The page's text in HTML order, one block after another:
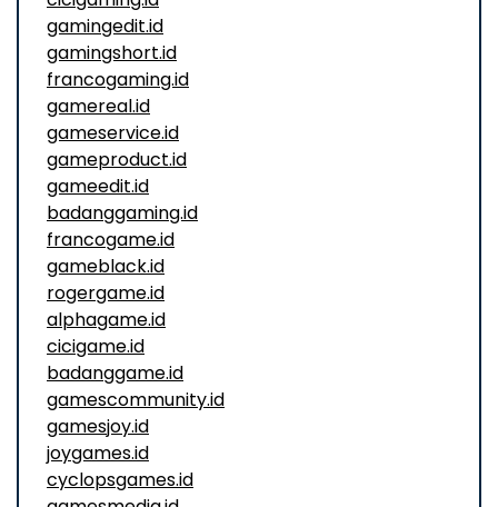
gamingedit.id
gamingshort.id
francogaming.id
gamereal.id
gameservice.id
gameproduct.id
gameedit.id
badanggaming.id
francogame.id
gameblack.id
rogergame.id
alphagame.id
cicigame.id
badanggame.id
gamescommunity.id
gamesjoy.id
joygames.id
cyclopsgames.id